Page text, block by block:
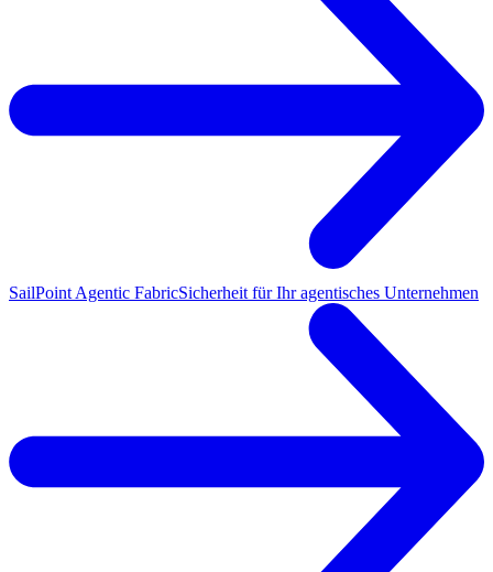
SailPoint Agentic FabricSicherheit für Ihr agentisches Unternehmen